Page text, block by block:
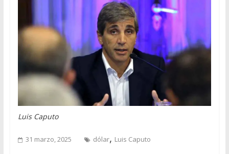
Luis Caputo
31 marzo, 2025 dólar, Luis Caputo